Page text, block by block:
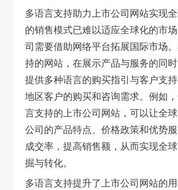
多语言支持助力上市公司网站实现
的销售模式已难以适应全球化的市
司需要借助网络平台拓展国际市场
持的网站，在展示产品与服务的同
提供多种语言的购买指引与客户支
地区客户的购买和咨询需求。例如
言支持的上市公司网站，可以让全
公司的产品特点、价格政策和优势
成交率，提高销售额，从而实现全
掘与转化。
多语言支持提升了上市公司网站的